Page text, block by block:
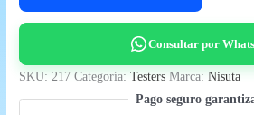
Cables
Nisuta
Consultar por
SKU:217 Categoría:Testers Marca:Nisuta
Pago seguro